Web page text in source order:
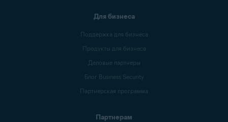
Для бизнеса
Поддержка для бизнеса
Продукты для бизнеса
Деловые партнеры
Блог Business Security
Партнерская программа
Партнерам